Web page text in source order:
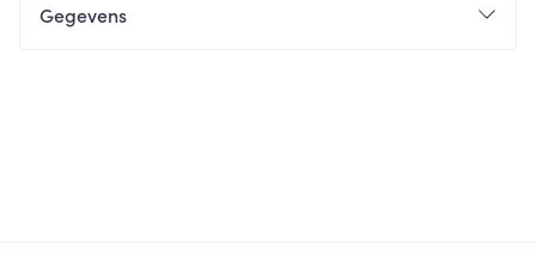
Gegevens